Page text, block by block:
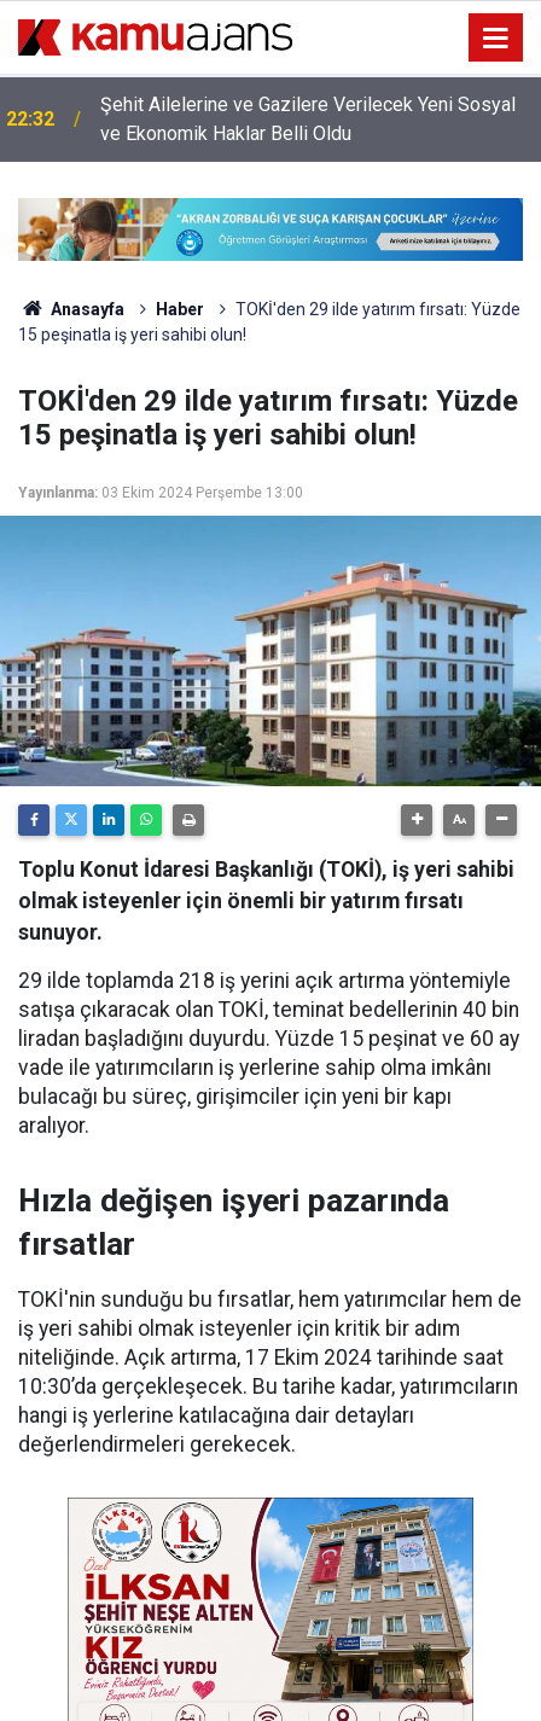
22:32
Şehit Ailelerine ve Gazilere Verilecek Yeni Sosyal
ve Ekonomik Haklar Belli Oldu
Anasayfa Haber
TOKİ'den 29 ilde yatırım fırsatı: Yüzde
15 peşinatla iş yeri sahibi olun!
TOKİ'den 29 ilde yatırım fırsatı: Yüzde
15 peşinatla iş yeri sahibi olun!
Yayınlanma: 03 Ekim 2024 Perşembe 13:00
Toplu Konut İdaresi Başkanlığı (TOKİ), iş yeri sahibi
olmak isteyenler için önemli bir yatırım fırsatı
sunuyor.
29 ilde toplamda 218 iş yerini açık artırma yöntemiyle
satışa çıkaracak olan TOKİ, teminat bedellerinin 40 bin
liradan başladığını duyurdu. Yüzde 15 peşinat ve 60 ay
vade ile yatırımcıların iş yerlerine sahip olma imkânı
bulacağı bu süreç, girişimciler için yeni bir kapı
aralıyor.
Hızla değişen işyeri pazarında
fırsatlar
TOKİ'nin sunduğu bu fırsatlar, hem yatırımcılar hem de
iş yeri sahibi olmak isteyenler için kritik bir adım
niteliğinde. Açık artırma, 17 Ekim 2024 tarihinde saat
10:30’da gerçekleşecek. Bu tarihe kadar, yatırımcıların
hangi iş yerlerine katılacağına dair detayları
değerlendirmeleri gerekecek.